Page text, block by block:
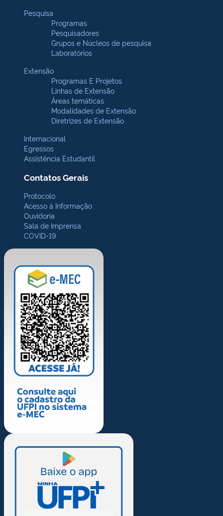
Pesquisa
Programas
Pesquisadores
Grupos e Núcleos de pesquisa
Laboratórios
Extensão
Programas E Projetos
Linhas de Extensão
Áreas temáticas
Modalidades de Extensão
Diretrizes de Extensão
Internacional
Egressos
Assistência Estudantil
Contatos Gerais
Protocolo
Acesso à Informação
Ouvidoria
Sala de Imprensa
COVID-19